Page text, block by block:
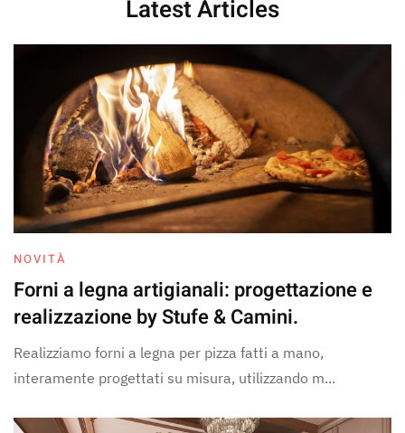
Latest Articles
NOVITÀ
Forni a legna artigianali: progettazione e
realizzazione by Stufe & Camini.
Realizziamo forni a legna per pizza fatti a mano,
interamente progettati su misura, utilizzando m...